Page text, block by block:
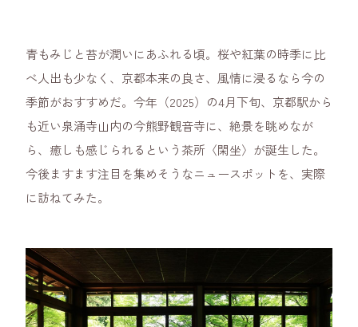
青もみじと苔が潤いにあふれる頃。桜や紅葉の時季に比
べ人出も少なく、京都本来の良さ、風情に浸るなら今の
季節がおすすめだ。今年（2025）の4月下旬、京都駅から
も近い泉涌寺山内の今熊野観音寺に、絶景を眺めなが
ら、癒しも感じられるという茶所〈閑坐〉が誕生した。
今後ますます注目を集めそうなニュースポットを、実際
に訪ねてみた。